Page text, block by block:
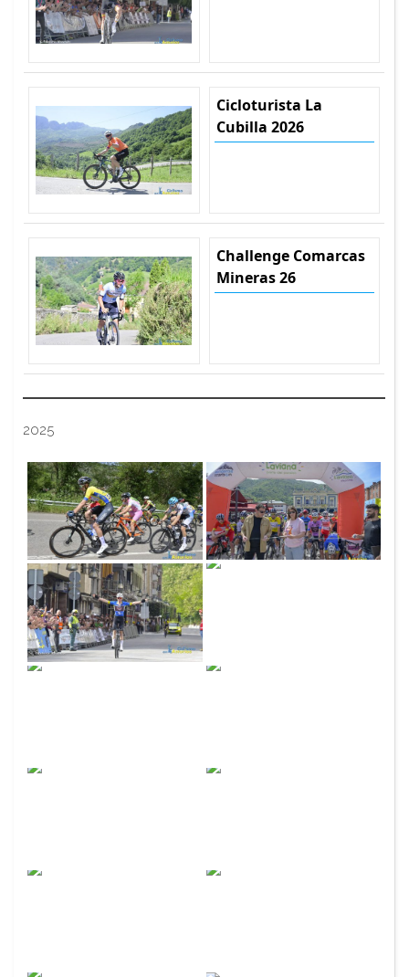
Cicloturista La
Cubilla 2026
Challenge Comarcas
Mineras 26
2025